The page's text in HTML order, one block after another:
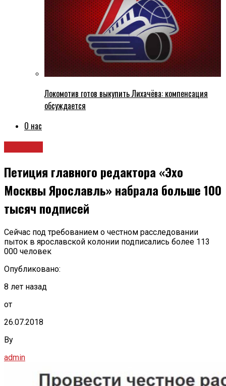
Локомотив готов выкупить Лихачёва: компенсация
обсуждается
О нас
Петиция главного редактора «Эхо
Москвы Ярославль» набрала больше 100
тысяч подписей
Сейчас под требованием о честном расследовании
пыток в ярославской колонии подписались более 113
000 человек
Опубликовано:
8 лет назад
от
26.07.2018
By
admin